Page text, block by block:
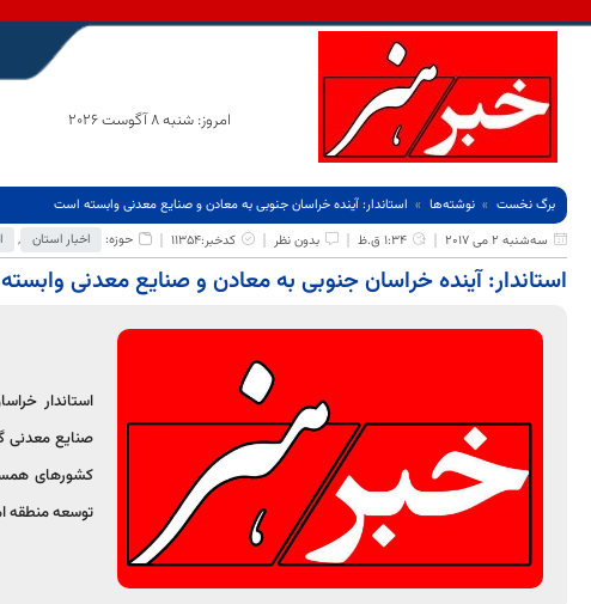
امروز: شنبه 8 آگوست 2026
برگ نخست نوشته‌ها
استاندار: آینده خراسان جنوبی به معادن و صنایع معدنی وابسته است
سه‌شنبه 2 می 2017
1:34 ق.ظ بدون نظر کدخبر:11354 حوزه: اخبار استان ,
استاندار: آینده خراسان جنوبی به معادن و صنایع معدنی
استاندار
صنایع معدنی
کشورهای
توسعه منطقه